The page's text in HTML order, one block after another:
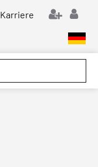
Karriere